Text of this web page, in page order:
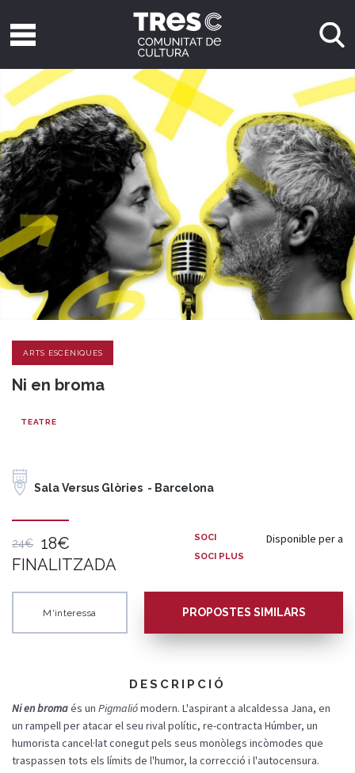
ARTS ESCÈNIQUES
Ni en broma
TEATRE
Sala Versus Glòries - Barcelona
24€
18€
FINALITZADA
Disponible per a
SOCI
SOCI PLUS
M'interessa PROPOSTES SIMILARS
DESCRIPCIÓ
Ni en bromaés un Pigmaliómodern. L'aspirant a alcaldessa Jana, en
un rampellper atacar elseu rivalpolític, re-contracta Húmber, un
humorista cancel·latconegutpels seus monòlegs incòmodes que
traspassen tots els límits de l'humor, la correcció i l'autocensura.